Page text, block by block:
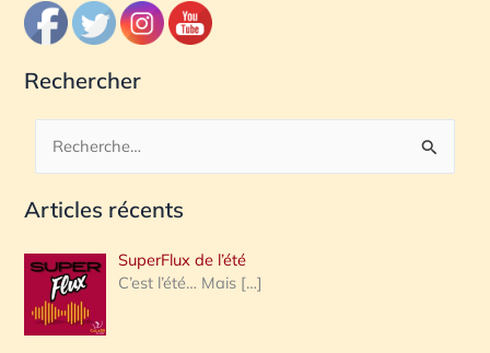
Rechercher
c
e
r
c
Articles récents
SuperFlux de l’été
C’est l’été… Mais […]